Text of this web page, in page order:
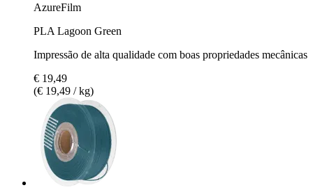
AzureFilm
PLA Lagoon Green
Impressão de alta qualidade com boas propriedades mecânicas
€ 19,49
(€ 19,49 / kg)